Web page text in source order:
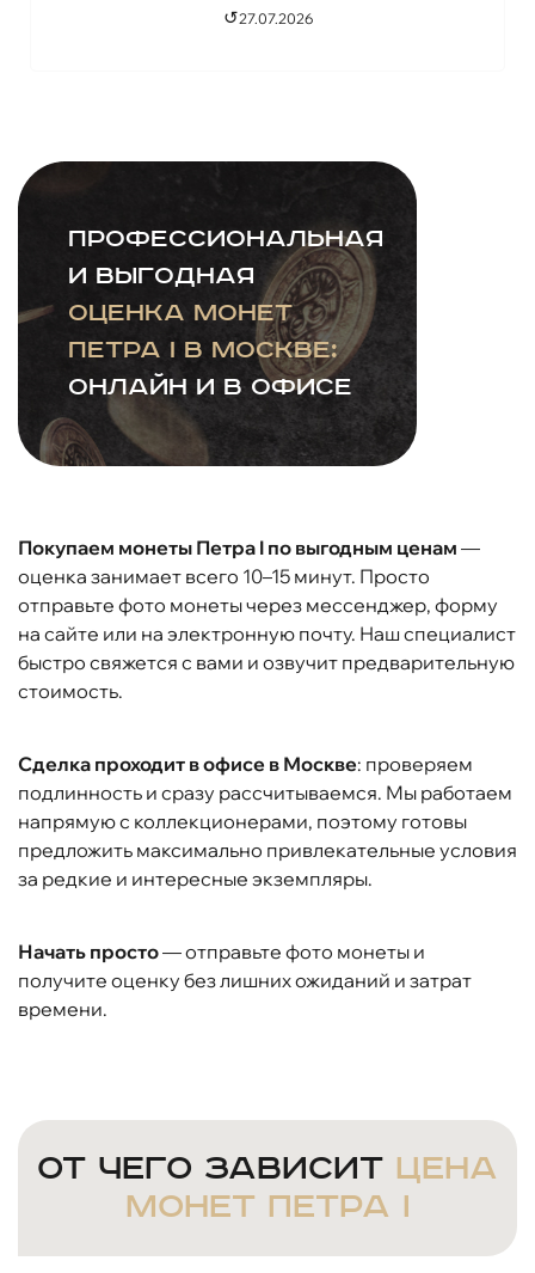
↺27.07.2026
Профессиональная
и выгодная
оценка монет
Петра I в Москве:
онлайн и в офисе
Покупаем монеты Петра I по выгодным ценам —
оценка занимает всего 10–15 минут. Просто
отправьте фото монеты через мессенджер, форму
на сайте или на электронную почту. Наш специалист
быстро свяжется с вами и озвучит предварительную
стоимость.
Сделка проходит в офисе в Москве: проверяем
подлинность и сразу рассчитываемся. Мы работаем
напрямую с коллекционерами, поэтому готовы
предложить максимально привлекательные условия
за редкие и интересные экземпляры.
Начать просто— отправьте фото монеты и
получите оценку без лишних ожиданий и затрат
времени.
От чего зависит цена
монет Петра I